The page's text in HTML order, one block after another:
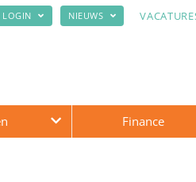
LOGIN NIEUWS
Finance